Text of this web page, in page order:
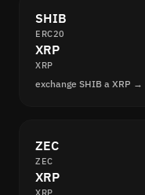
SHIB
ERC20
XRP
XRP
exchange SHIB a XRP →
ZEC
ZEC
XRP